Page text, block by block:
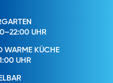
UHR
WARME KÜCHE
UHR